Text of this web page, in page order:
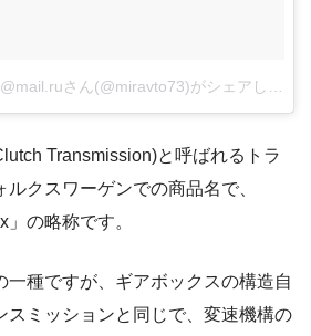
さん(@miravto73)がシェアした投稿
Transmission)と呼ばれるトラ
クスワーゲンでの商品名で、
」の略称です。
一種ですが、ギアボックスの構造自
スミッションと同じで、変速機構の